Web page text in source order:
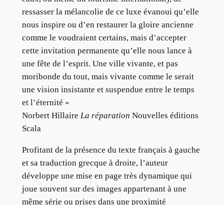
ressasser la mélancolie de ce luxe évanoui qu’elle
nous inspire ou d’en restaurer la gloire ancienne
comme le voudraient certains, mais d’accepter
cette invitation permanente qu’elle nous lance à
une fête de l’esprit. Une ville vivante, et pas
moribonde du tout, mais vivante comme le serait
une vision insistante et suspendue entre le temps
et l’éternité »
Norbert Hillaire La réparation Nouvelles éditions
Scala
Profitant de la présence du texte français à gauche
et sa traduction grecque à droite, l’auteur
développe une mise en page très dynamique qui
joue souvent sur des images appartenant à une
même série ou prises dans une proximité